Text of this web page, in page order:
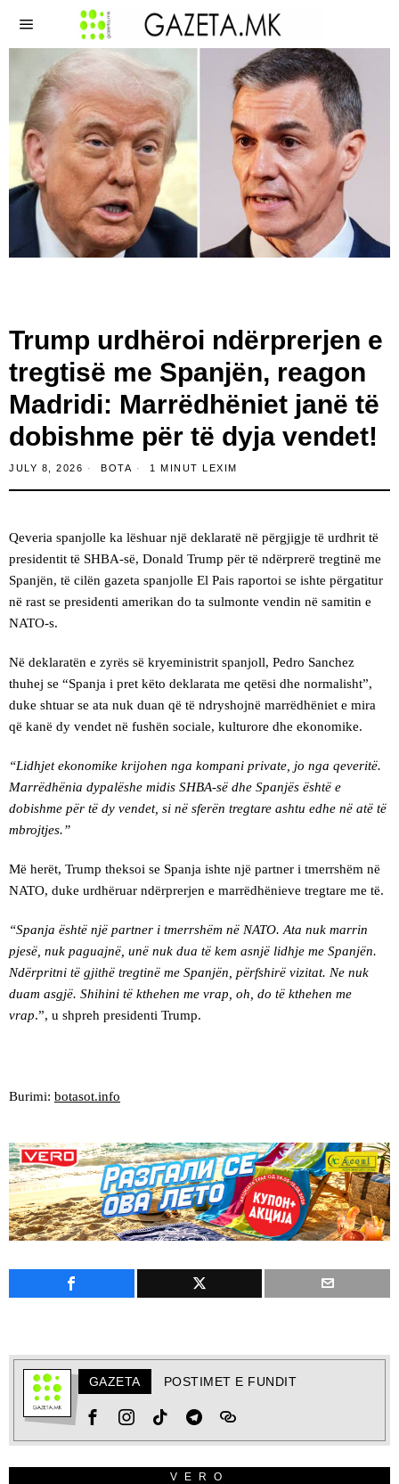
Trump urdhëroi ndërprerjen e
tregtisë me Spanjën, reagon
Madridi: Marrëdhëniet janë të
dobishme për të dyja vendet!
JULY 8, 2026 BOTA 1 MINUT LEXIM
Qeveria spanjolle ka lëshuar një deklaratë në përgjigje të urdhrit të
presidentit të SHBA-së, Donald Trump për të ndërprerë tregtinë me
Spanjën, të cilën gazeta spanjolle El Pais raportoi se ishte përgatitur
në rast se presidenti amerikan do ta sulmonte vendin në samitin e
NATO-s.
Në deklaratën e zyrës së kryeministrit spanjoll, Pedro Sanchez
thuhej se “Spanja i pret këto deklarata me qetësi dhe normalisht”,
duke shtuar se ata nuk duan që të ndryshojnë marrëdhëniet e mira
që kanë dy vendet në fushën sociale, kulturore dhe ekonomike.
“Lidhjet ekonomike krijohen nga kompani private, jo nga qeveritë.
Marrëdhënia dypalëshe midis SHBA-së dhe Spanjës është e
dobishme për të dy vendet, si në sferën tregtare ashtu edhe në atë të
mbrojtjes.”
Më herët, Trump theksoi se Spanja ishte një partner i tmerrshëm në
NATO, duke urdhëruar ndërprerjen e marrëdhënieve tregtare me të.
“Spanja është një partner i tmerrshëm në NATO. Ata nuk marrin
pjesë, nuk paguajnë, unë nuk dua të kem asnjë lidhje me Spanjën.
Ndërpritni të gjithë tregtinë me Spanjën, përfshirë vizitat. Ne nuk
duam asgjë. Shihini të kthehen me vrap, oh, do të kthehen me
vrap.”, u shpreh presidenti Trump.
Burimi: botasot.info
GAZETA POSTIMET E FUNDIT
VERO